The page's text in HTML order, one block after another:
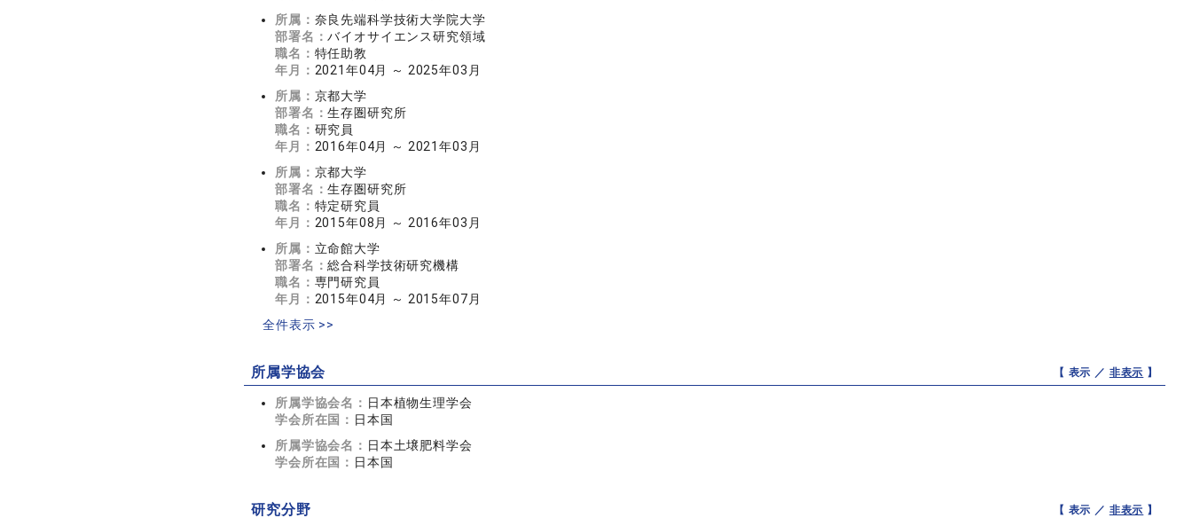
所属： 奈良先端科学技術大学院大学
部署名：バイオサイエンス研究領域
職名： 特任助教
年月： 2021年04月 ～ 2025年03月
所属： 京都大学
部署名：生存圏研究所
職名： 研究員
年月： 2016年04月 ～ 2021年03月
所属： 京都大学
部署名：生存圏研究所
職名： 特定研究員
年月： 2015年08月 ～ 2016年03月
所属： 立命館大学
部署名：総合科学技術研究機構
職名： 専門研究員
年月： 2015年04月 ～ 2015年07月
全件表示 >>
所属学協会 【 表示 ／ 非表示 】
所属学協会名： 日本植物生理学会
学会所在国： 日本国
所属学協会名： 日本土壌肥料学会
学会所在国： 日本国
研究分野 【 表示 ／ 非表示 】